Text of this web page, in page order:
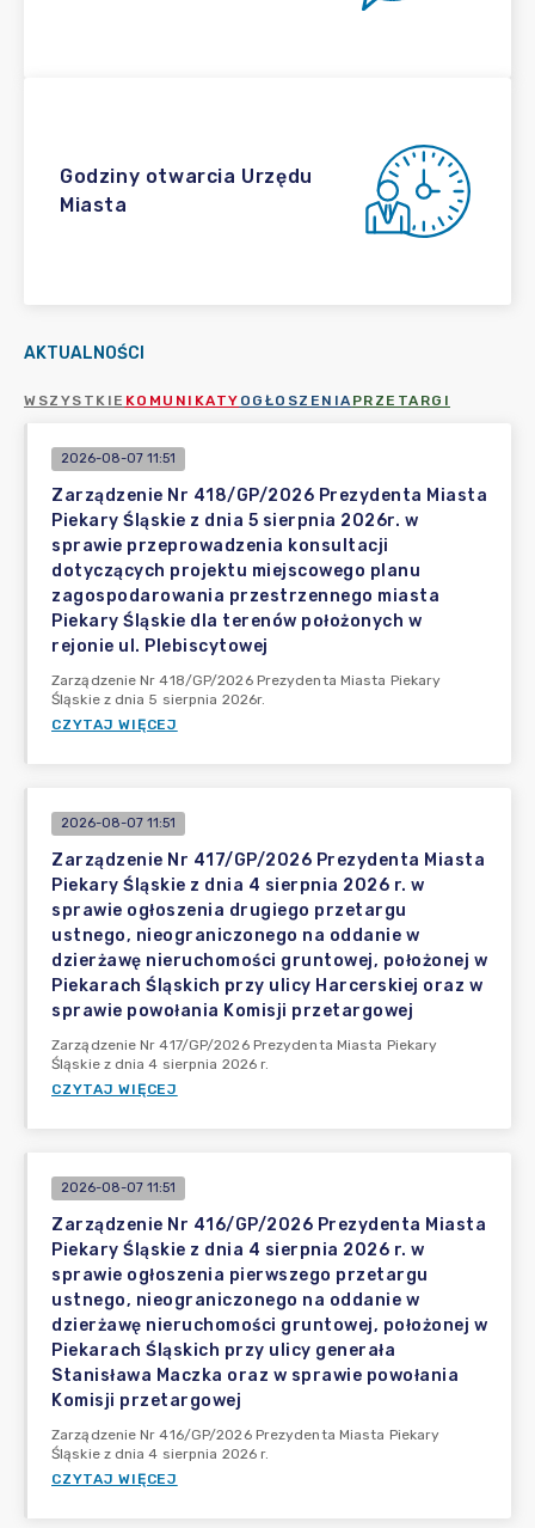
Godziny otwarcia Urzędu
Miasta
AKTUALNOŚCI
WSZYSTKIE KOMUNIKATY OGŁOSZENIA PRZETARGI
2026-08-07 11:51
Zarządzenie Nr 418/GP/2026 Prezydenta Miasta
Piekary Śląskie z dnia 5 sierpnia 2026r. w
sprawie przeprowadzenia konsultacji
dotyczących projektu miejscowego planu
zagospodarowania przestrzennego miasta
Piekary Śląskie dla terenów położonych w
rejonie ul. Plebiscytowej
Zarządzenie Nr 418/GP/2026 Prezydenta Miasta Piekary
Śląskie z dnia 5 sierpnia 2026r.
CZYTAJ WIĘCEJ
2026-08-07 11:51
Zarządzenie Nr 417/GP/2026 Prezydenta Miasta
Piekary Śląskie z dnia 4 sierpnia 2026 r. w
sprawie ogłoszenia drugiego przetargu
ustnego, nieograniczonego na oddanie w
dzierżawę nieruchomości gruntowej, położonej w
Piekarach Śląskich przy ulicy Harcerskiej oraz w
sprawie powołania Komisji przetargowej
Zarządzenie Nr 417/GP/2026 Prezydenta Miasta Piekary
Śląskie z dnia 4 sierpnia 2026 r.
CZYTAJ WIĘCEJ
2026-08-07 11:51
Zarządzenie Nr 416/GP/2026 Prezydenta Miasta
Piekary Śląskie z dnia 4 sierpnia 2026 r. w
sprawie ogłoszenia pierwszego przetargu
ustnego, nieograniczonego na oddanie w
dzierżawę nieruchomości gruntowej, położonej w
Piekarach Śląskich przy ulicy generała
Stanisława Maczka oraz w sprawie powołania
Komisji przetargowej
Zarządzenie Nr 416/GP/2026 Prezydenta Miasta Piekary
Śląskie z dnia 4 sierpnia 2026 r.
CZYTAJ WIĘCEJ